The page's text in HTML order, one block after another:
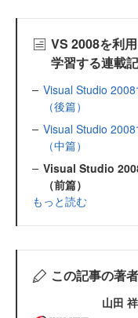
VS 2008を利
学習する連載
Visual Studio
（後篇）
Visual Studio
（中篇）
Visual Studio
（前篇）
もっと読む
この記事の著者
山田